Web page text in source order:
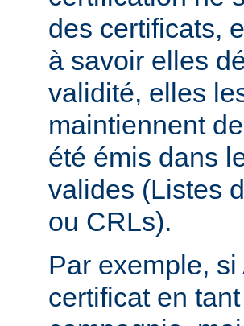
des certificats,
à savoir elles
validité, elles
maintiennent
été émis dans
valides (Listes
ou CRLs).
Par exemple,
certificat en